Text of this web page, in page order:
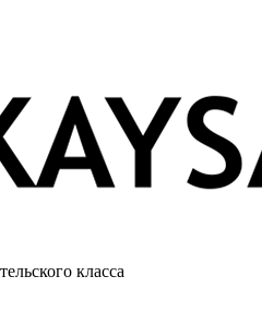
класса